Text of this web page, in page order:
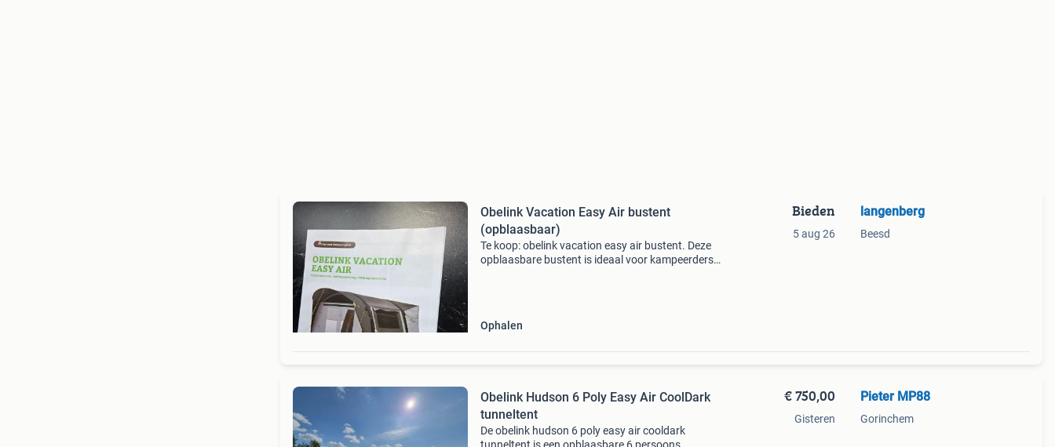
Obelink Vacation Easy Air bustent
(opblaasbaar)
Te koop: obelink vacation easy air bustent. Deze
opblaasbare bustent is ideaal voor kampeerders
Ophalen
Bieden
5 aug 26
langenberg
Beesd
Obelink Hudson 6 Poly Easy Air CoolDark
tunneltent
De obelink hudson 6 poly easy air cooldark
€ 750,00
Gisteren
Pieter MP88
Gorinchem